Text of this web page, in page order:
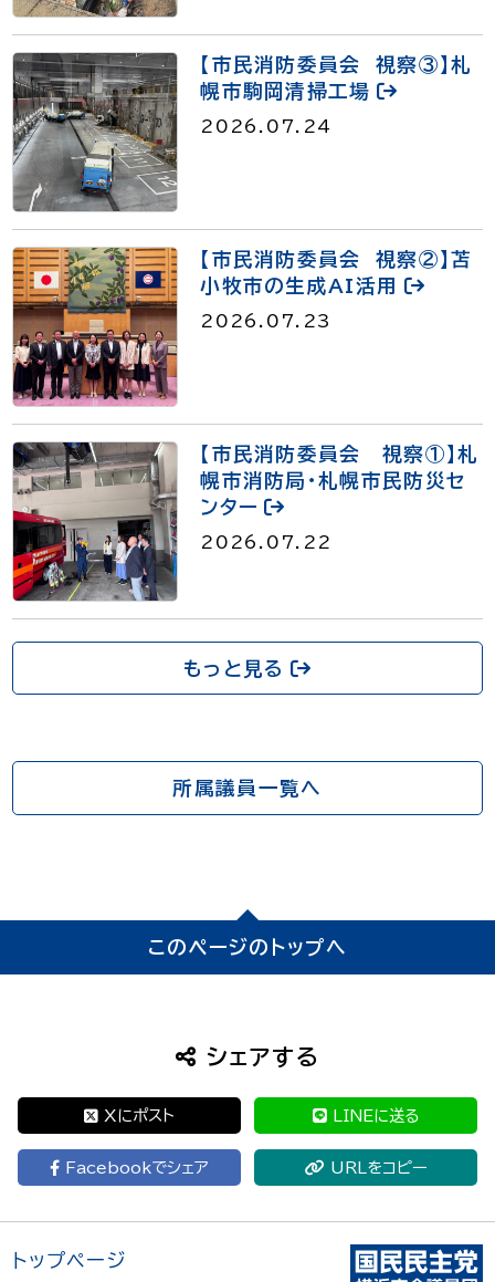
【市民消防委員会 視察③】札
幌市駒岡清掃工場
2026.07.24
【市民消防委員会 視察②】苫
小牧市の生成AI活用
2026.07.23
【市民消防委員会 視察①】札
幌市消防局・札幌市民防災セ
ンター
2026.07.22
もっと見る
所属議員一覧へ
このページのトップへ
シェアする
Xにポスト LINEに送る
Facebookでシェア URLをコピー
トップページ